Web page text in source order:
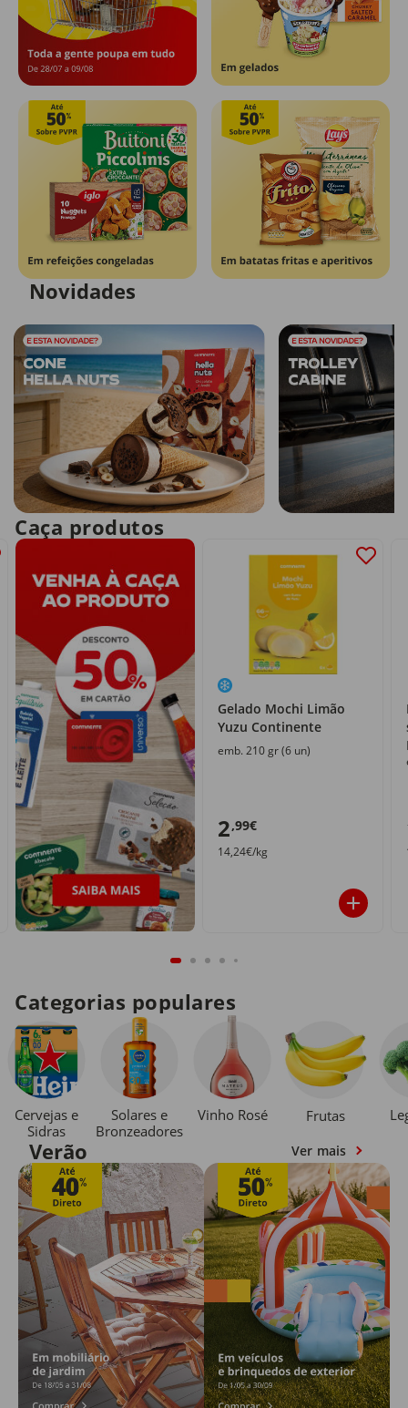
Novidades
Caça produtos
Gelado Mochi Limão
Yuzu Continente
emb. 210 gr (6 un)
2,99€
14,24€/kg
Categorias populares
Cervejas e
Sidras
Solares e
Bronzeadores
Vinho Rosé Frutas
Verão Ver mais